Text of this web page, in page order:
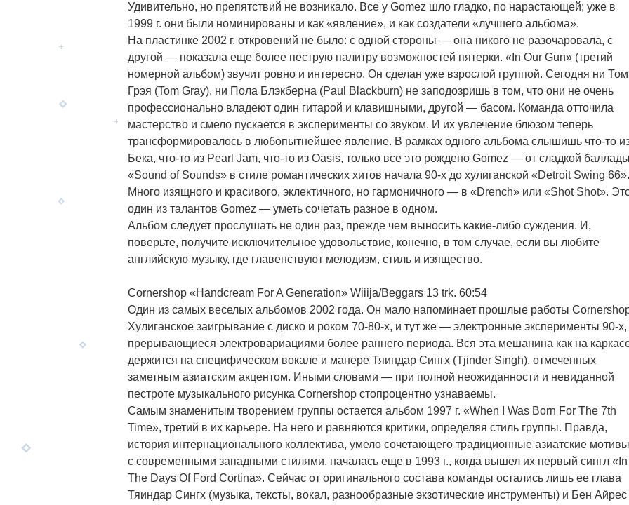
Удивительно, но препятствий не возникало. Все у Gomez шло гладко, по нарастающей; уже в
1999 г. они были номинированы и как «явление», и как создатели «лучшего альбома».
На пластинке 2002 г. откровений не было: с одной стороны — она никого не разочаровала, с
другой — показала еще более пеструю палитру возможностей пятерки. «In Our Gun» (третий
номерной альбом) звучит ровно и интересно. Он сделан уже взрослой группой. Сегодня ни
Грэя (Tom Gray), ни Пола Блэкберна (Paul Blackburn) не заподозришь в том, что они не очень
профессионально владеют один гитарой и клавишными, другой — басом. Команда отточила
мастерство и смело пускается в эксперименты со звуком. И их увлечение блюзом теперь
трансформировалось в любопытнейшее явление. В рамках одного альбома слышишь что-то
Бека, что-то из Pearl Jam, что-то из Oasis, только все это рождено Gomez — от сладкой
«Sound оf Sounds» в стиле романтических хитов начала 90-х до хулиганской «Detroit Swing 66».
Много изящного и красивого, эклектичного, но гармоничного — в «Drench» или «Shot Shot».
один из талантов Gomez — уметь сочетать разное в одном.
Альбом следует прослушать не один раз, прежде чем выносить какие-либо суждения. И,
поверьте, получите исключительное удовольствие, конечно, в том случае, если вы любите
английскую музыку, где главенствуют мелодизм, стиль и изящество.
Cornershop «Handcream For A Generation» Wiiija/Beggars 13 trk. 60:54
Один из самых веселых альбомов 2002 года. Он мало напоминает прошлые работы
Хулиганское заигрывание с диско и роком 70-80-х, и тут же — электронные эксперименты 90-х,
прерывающиеся электровариациями более раннего периода. Вся эта мешанина как на
держится на специфическом вокале и манере Тяиндар Сингх (Tjinder Singh), отмеченных
заметным азиатским акцентом. Иными словами — при полной неожиданности и невиданной
пестроте музыкального рисунка Cornershop стопроцентно узнаваемы.
Самым знаменитым творением группы остается альбом 1997 г. «When I Was Born For The 7th
Time», третий в их карьере. На него и равняются критики, определяя стиль группы. Правда,
история интернационального коллектива, умело сочетающего традиционные азиатские мотивы
с современными западными стилями, началась еще в 1993 г., когда вышел их первый сингл «In
The Days Of Ford Cortina». Сейчас от оригинального состава команды остались лишь ее глава
Тяиндар Сингх (музыка, тексты, вокал, разнообразные экзотические инструменты) и Бен Айрес